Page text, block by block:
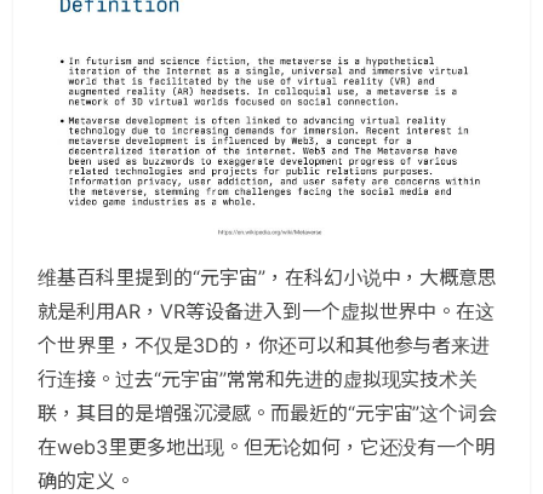
维基百科里提到的“元宇宙”，在科幻小说中，大概意思
就是利用AR，VR等设备进入到一个虚拟世界中。在这
个世界里，不仅是3D的，你还可以和其他参与者来进
行连接。过去“元宇宙”常常和先进的虚拟现实技术关
联，其目的是增强沉浸感。而最近的“元宇宙”这个词会
在web3里更多地出现。但无论如何，它还没有一个明
确的定义。